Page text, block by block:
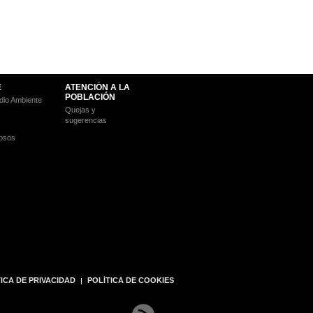
Ambiente
ATENCIÓN A LA
POBLACIÓN
Quejas y
sugerencias
DE PRIVACIDAD POLÍTICA DE COOKIES